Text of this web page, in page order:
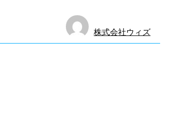
株式会社ウィズ